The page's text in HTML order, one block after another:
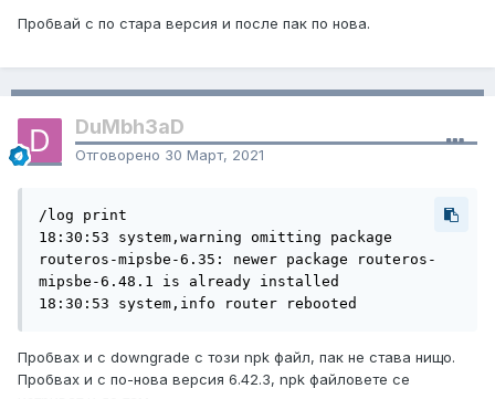
Пробвай с по стара версия и после пак по нова.
DuMbh3aD
Отговорено 30 Март, 2021
/log print
18:30:53 system,warning omitting package
routeros-mipsbe-6.35: newer package routeros-
mipsbe-6.48.1 is already installed
18:30:53 system,info router rebooted
Пробвах и с downgrade с този npk файл, пак не става нищо.
Пробвах и с по-нова версия 6.42.3, npk файловете се